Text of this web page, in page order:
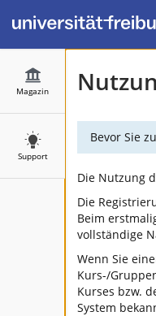
Magazin
Support
Bevor Sie
Die Nutzung
Die
Beim
vollständige
Wenn Sie
Kurs-/
Kurses bzw.
System